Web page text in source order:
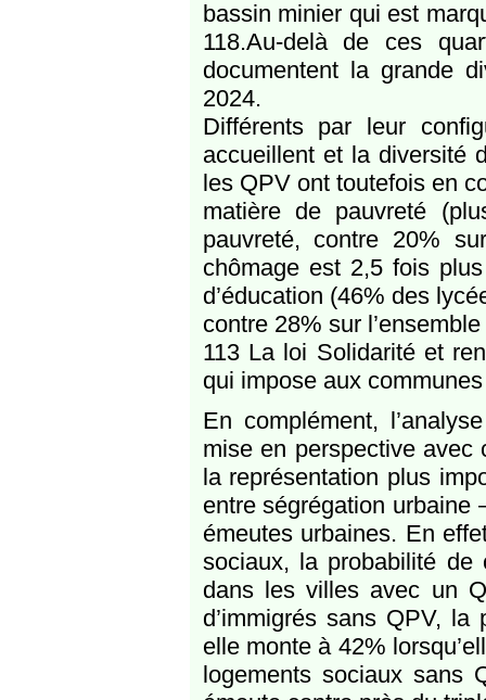
bassin minier qui est
118.Au-delà de ces
documentent la grande
2024.
Différents par leur
accueillent et la diversité
les QPV ont toutefois en
matière de pauvreté
pauvreté, contre 20%
chômage est 2,5 fois
d’éducation (46% des
contre 28% sur
113 La loi Solidarité et
qui impose aux communes
En complément,
mise en perspective avec
la représentation plus
entre ségrégation urbaine
émeutes urbaines. En
sociaux, la probabilité de
dans les villes avec un
d’immigrés sans QPV,
elle monte à 42%
logements sociaux sans